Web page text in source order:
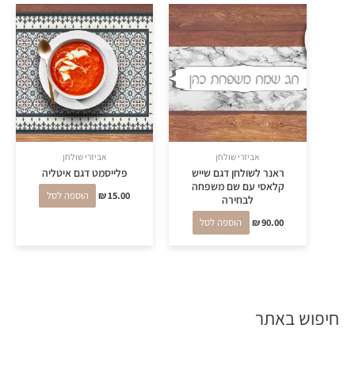
חיפוש באתר
אביזרי שולחן
ראנר לשולחן דגם שייש
קלאסי עם שם משפחה
לבחירה
₪90.00 הוספה לסל
אביזרי שולחן
פלייסמט דגם איטליה
₪15.00 הוספה לסל